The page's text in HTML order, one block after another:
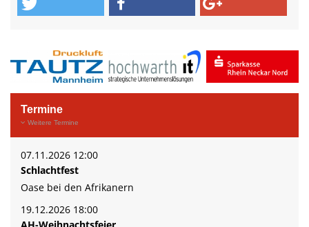
Termine
Weitere Termine
07.11.2026 12:00
Schlachtfest
Oase bei den Afrikanern
19.12.2026 18:00